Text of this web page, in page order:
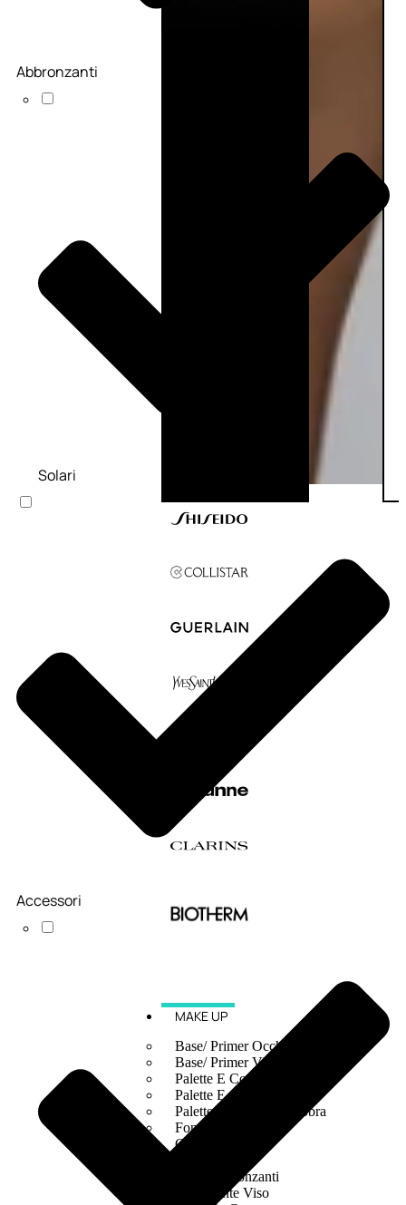
MAKE UP
Base/ Primer Occhi
Base/ Primer Viso
Palette E Cofanetti Occhi
Palette E Cofanetti Viso
Palette E Cofanetti Labbra
Fondotinta
Cipria
Terre Abbronzanti
Illuminante Viso
Abbronzanti
Solari
Accessori